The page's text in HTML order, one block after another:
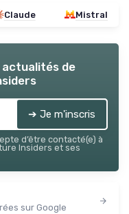
Claude Mistral
actualités de
➔ Je m'inscris
d’être contacté(e) à
Insiders et ses
sur Google